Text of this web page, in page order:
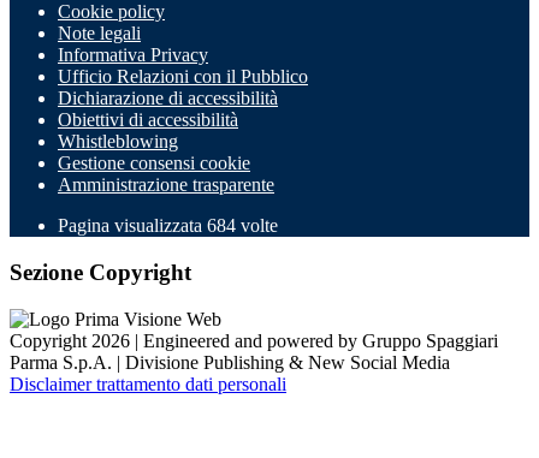
Cookie policy
Note legali
Informativa Privacy
Ufficio Relazioni con il Pubblico
Dichiarazione di accessibilità
Obiettivi di accessibilità
Whistleblowing
Gestione consensi cookie
Amministrazione trasparente
Pagina visualizzata 684 volte
Sezione Copyright
Copyright 2026 | Engineered and powered by Gruppo Spaggiari
Parma S.p.A. | Divisione Publishing & New Social Media
Disclaimer trattamento dati personali